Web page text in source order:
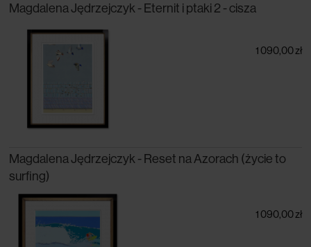
Magdalena Jędrzejczyk - Eternit i ptaki 2 - cisza
1 090,00 zł
Magdalena Jędrzejczyk - Reset na Azorach (życie to
surfing)
1 090,00 zł